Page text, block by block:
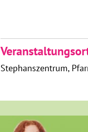
Stephanszentrum,